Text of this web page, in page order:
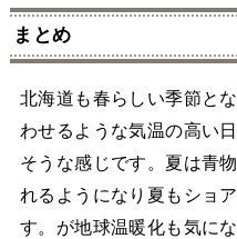
まとめ
北海道も春らしい季節と
わせるような気温の高い
そうな感じです。夏は青
れるようになり夏もショ
す。が地球温暖化も気に